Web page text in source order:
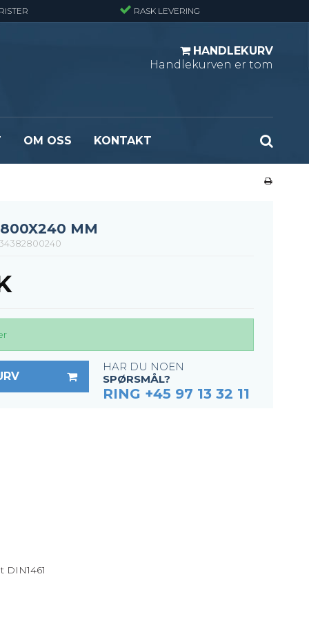
RASK LEVERING
HANDLEKURV
Handlekurven er tom
Stormasket
OM OSS KONTAKT
MM
HAR DU NOEN
SPØRSMÅL?
RING +45 97 13 32 11
DIN1461